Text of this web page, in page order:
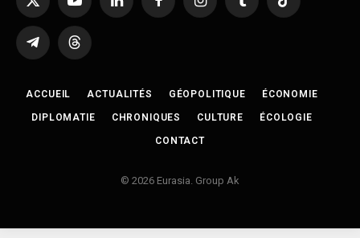
X
YouTubeLinkedIn FacebookInstagramTumblr TikTok
TelegramThreads
ACCUEIL ACTUALITÉS GÉOPOLITIQUE ÉCONOMIE
DIPLOMATIE CHRONIQUES CULTURE ÉCOLOGIE
CONTACT
© 2026 Eurasia. Group Ak